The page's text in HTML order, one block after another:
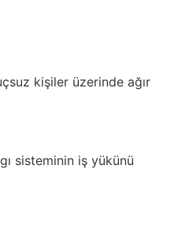
kişiler üzerinde ağır
sisteminin iş yükünü